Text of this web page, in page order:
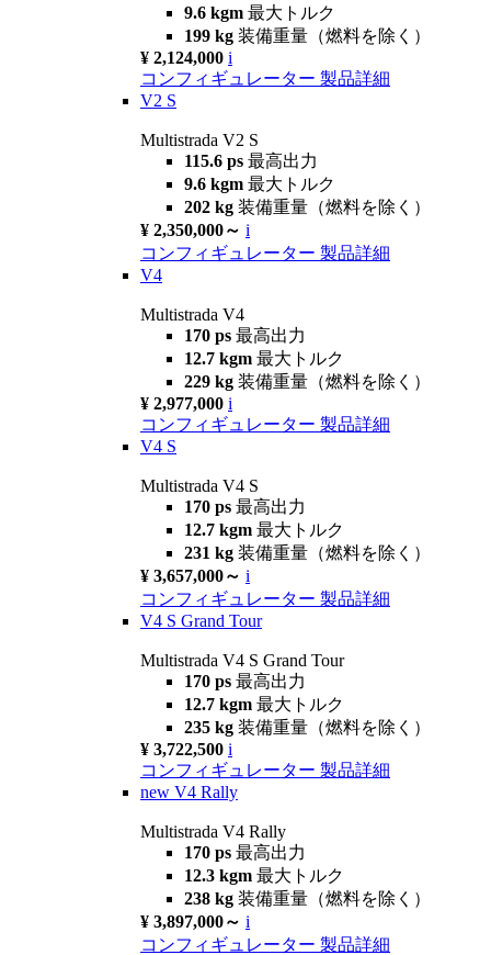
9.6 kgm 最大トルク
199 kg 装備重量（燃料を除く）
¥ 2,124,000 i
コンフィギュレーター 製品詳細
V2 S
Multistrada V2 S
115.6 ps 最高出力
9.6 kgm 最大トルク
202 kg 装備重量（燃料を除く）
¥ 2,350,000～ i
コンフィギュレーター 製品詳細
V4
Multistrada V4
170 ps 最高出力
12.7 kgm 最大トルク
229 kg 装備重量（燃料を除く）
¥ 2,977,000 i
コンフィギュレーター 製品詳細
V4 S
Multistrada V4 S
170 ps 最高出力
12.7 kgm 最大トルク
231 kg 装備重量（燃料を除く）
¥ 3,657,000～ i
コンフィギュレーター 製品詳細
V4 S Grand Tour
Multistrada V4 S Grand Tour
170 ps 最高出力
12.7 kgm 最大トルク
235 kg 装備重量（燃料を除く）
¥ 3,722,500 i
コンフィギュレーター 製品詳細
new V4 Rally
Multistrada V4 Rally
170 ps 最高出力
12.3 kgm 最大トルク
238 kg 装備重量（燃料を除く）
¥ 3,897,000～ i
コンフィギュレーター 製品詳細